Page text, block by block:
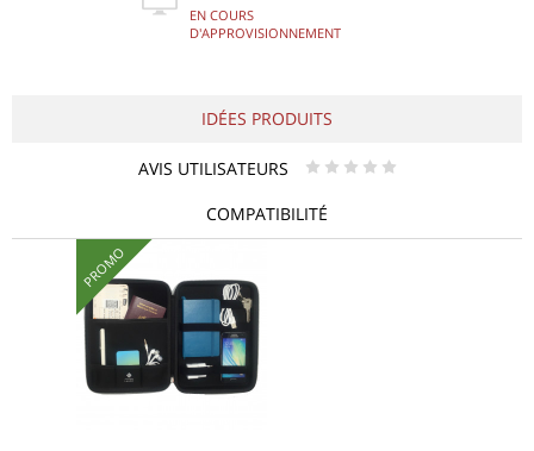
EN COURS
D'APPROVISIONNEMENT
IDÉES PRODUITS
AVIS UTILISATEURS * * * * *
COMPATIBILITÉ